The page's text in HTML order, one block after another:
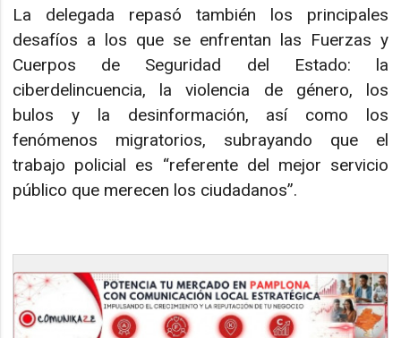
La delegada repasó también los principales
desafíos a los que se enfrentan las Fuerzas y
Cuerpos de Seguridad del Estado: la
ciberdelincuencia, la violencia de género, los
bulos y la desinformación, así como los
fenómenos migratorios, subrayando que el
trabajo policial es “referente del mejor servicio
público que merecen los ciudadanos”.